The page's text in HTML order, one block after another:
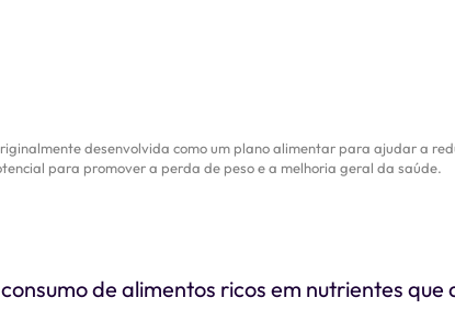
desenvolvida como um plano alimentar para ajudar a
para promover a perda de peso e a melhoria geral da saúde.
de alimentos ricos em nutrientes que